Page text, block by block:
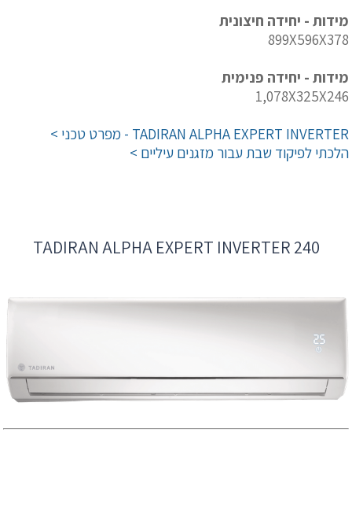
מידות - יחידה חיצונית
899X596X378
מידות - יחידה פנימית
1,078X325X246
TADIRAN ALPHA EXPERT INVERTER - מפרט טכני >
הלכתי לפיקוד שבת עבור מזגנים עיליים >
TADIRAN ALPHA EXPERT INVERTER 240